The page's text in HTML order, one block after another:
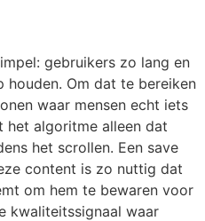
gebruikers zo lang en
Om dat te bereiken
waar mensen echt iets
het algoritme alleen dat
het scrollen. Een save
content is zo nuttig dat
om hem te bewaren voor
kwaliteitssignaal waar